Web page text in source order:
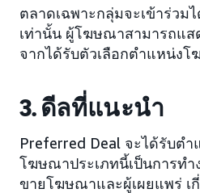
ตลาดเฉพาะกลุ่มจะเข้าร่วม
เท่านั้น ผู้โฆษณาสามารถแ
จากได้รับตัวเลือกตำแหน่ง
3. ดีลที่แนะนำ
Preferred Deal จะได้รับต
โฆษณาประเภทนี้เป็นการทำ
ขายโฆษณาและผู้เผยแพร่